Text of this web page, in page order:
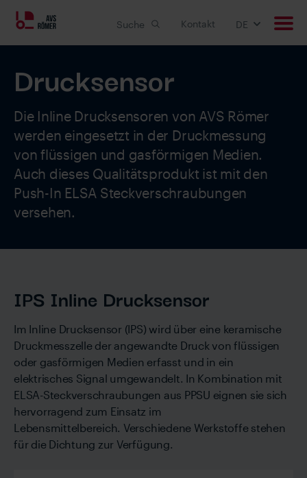
Suche Kontakt DE
Individuelle Lösung
Downloads
Druck­sensor
Die Inline Drucksensoren von AVS Römer
werden eingesetzt in der Druckmessung
von flüssigen und gasförmigen Medien.
Auch dieses Qualitätsprodukt ist mit den
Push-In ELSA Steckverschraubungen
versehen.
IPS Inline Drucksensor
Im Inline Drucksensor (IPS) wird über eine keramische
Druckmesszelle der angewandte Druck von flüssigen
oder gasförmigen Medien erfasst und in ein
elektrisches Signal umgewandelt. In Kombination mit
ELSA-Steckverschraubungen aus PPSU eignen sie sich
hervorragend zum Einsatz im
Lebensmittelbereich. Verschiedene Werkstoffe stehen
für die Dichtung zur Verfügung.